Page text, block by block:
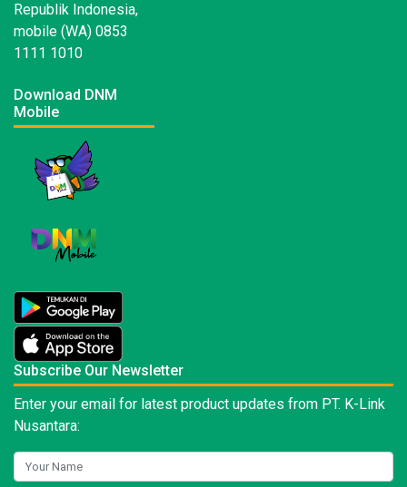
Republik Indonesia,
mobile (WA) 0853
1111 1010
Download DNM
Mobile
Subscribe Our Newsletter
Enter your email for latest product updates from PT. K-Link
Nusantara: